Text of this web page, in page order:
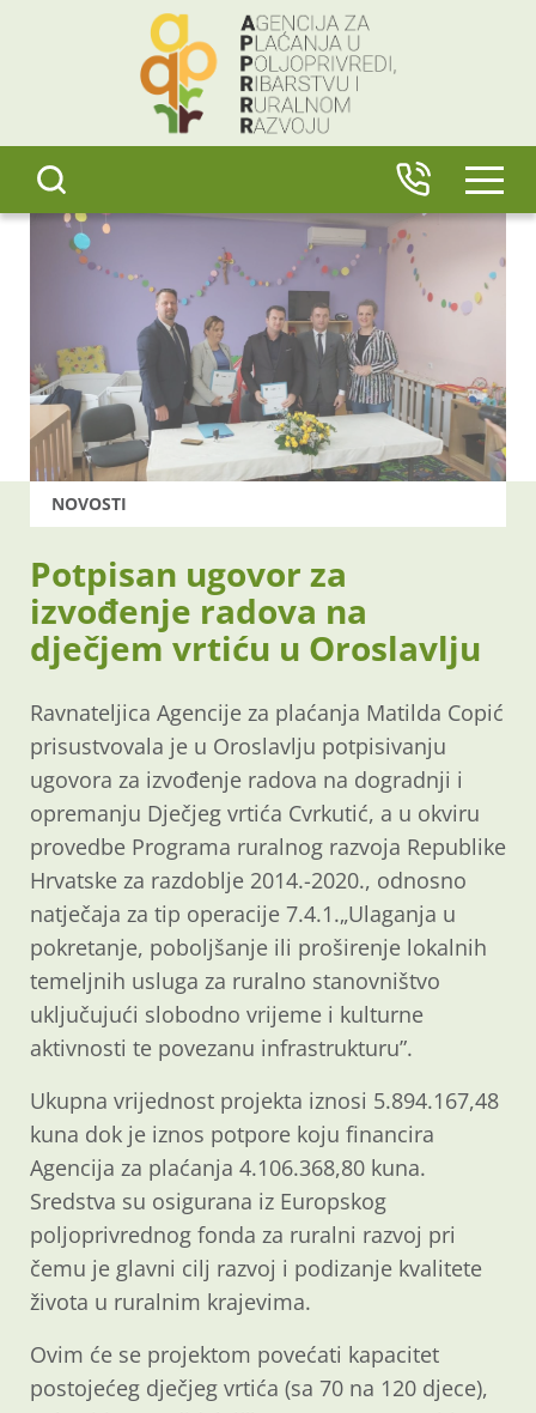
NOVOSTI
Potpisan ugovor za
izvođenje radova na
dječjem vrtiću u Oroslavlju
Ravnateljica Agencije za plaćanja Matilda Copić
prisustvovala je u Oroslavlju potpisivanju
ugovora za izvođenje radova na dogradnji i
opremanju Dječjeg vrtića Cvrkutić, a u okviru
provedbe Programa ruralnog razvoja Republike
Hrvatske za razdoblje 2014.-2020., odnosno
natječaja za tip operacije 7.4.1.„Ulaganja u
pokretanje, poboljšanje ili proširenje lokalnih
temeljnih usluga za ruralno stanovništvo
uključujući slobodno vrijeme i kulturne
aktivnosti te povezanu infrastrukturu”.
Ukupna vrijednost projekta iznosi 5.894.167,48
kuna dok je iznos potpore koju financira
Agencija za plaćanja 4.106.368,80 kuna.
Sredstva su osigurana iz Europskog
poljoprivrednog fonda za ruralni razvoj pri
čemu je glavni cilj razvoj i podizanje kvalitete
života u ruralnim krajevima.
Ovim će se projektom povećati kapacitet
postojećeg dječjeg vrtića (sa 70 na 120 djece),